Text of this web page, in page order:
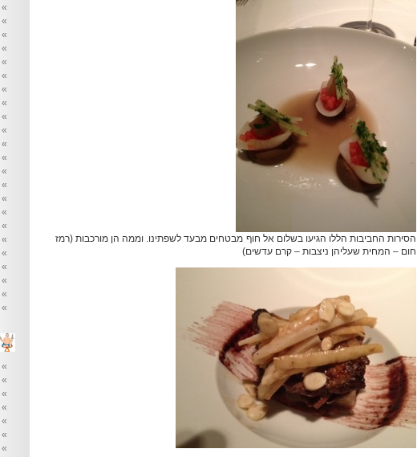
הסירות החביבות הללו הגיעו בשלום אל חוף מבטחים מבעד לשפתינו. וממה הן מורכבות (רמז
חום – המחית שעליהן ניצבות – קרם עדשים)